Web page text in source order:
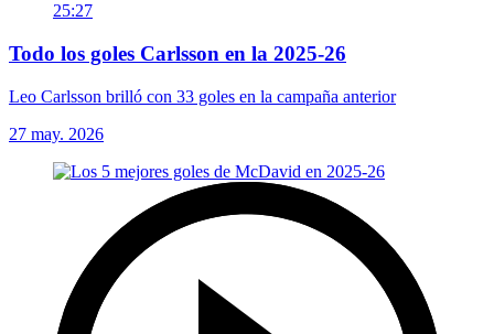
25:27
Todo los goles Carlsson en la 2025-26
Leo Carlsson brilló con 33 goles en la campaña anterior
27 may. 2026